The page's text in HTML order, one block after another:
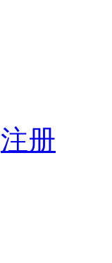
注册